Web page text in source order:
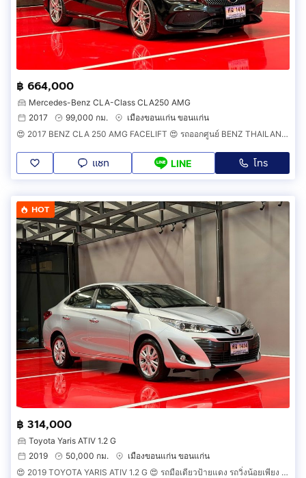
฿ 664,000
Mercedes-Benz CLA-Class CLA250 AMG
2017
99,000 กม.
เมืองขอนแก่น ขอนแก่น
😍 2017 BENZ CLA 250 AMG FACELIFT 😍 รถออกศูนย์ BENZ THAILAND รถวิ่งน้อย เข้าศูนย์ทุกระยะ รถไม่เคยมีอุบัติเหตุครับ
แชท LINE โทร
HOT
฿ 314,000
Toyota Yaris ATIV 1.2 G
2019
50,000 กม.
เมืองขอนแก่น ขอนแก่น
😍 2019 TOYOTA YARIS ATIV 1.2 G 😍 รถมือเดียวป้ายแดง รถวิ่งน้อยเพียง 50,000 กม รถเข้าศูนย์ตามระยะ รถไม่เคยมีอุบัติเหตุครับ